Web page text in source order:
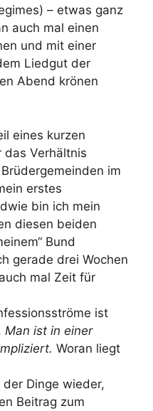
– etwas ganz
auch mal einen
und mit einer
Liedgut der
Abend krönen
eines kurzen
das Verhältnis
im
erstes
bin ich mein
diesen beiden
Bund
gerade drei Wochen
mal Zeit für
ist
Man ist in einer
Woran liegt
Dinge wieder,
Beitrag zum